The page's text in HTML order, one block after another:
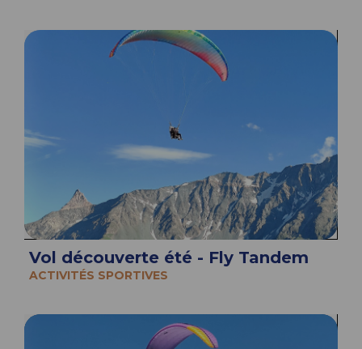
Vol découverte été - Fly Tandem
ACTIVITÉS SPORTIVES